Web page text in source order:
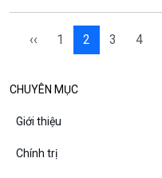
‹‹ 1 2 3 4
CHUYÊN MỤC
Giới thiệu
Chính trị